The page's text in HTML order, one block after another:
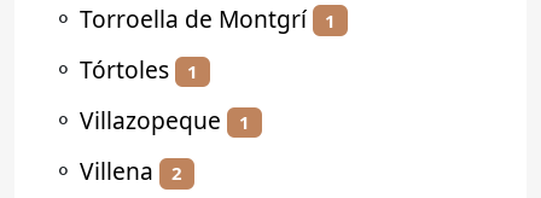
⚬ Torroella de Montgrí 1
⚬ Tórtoles 1
⚬ Villazopeque 1
⚬ Villena 2